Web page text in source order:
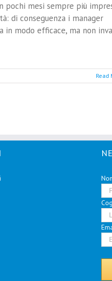
pochi mesi sempre più
di conseguenza i manager
in modo efficace, ma non
Read